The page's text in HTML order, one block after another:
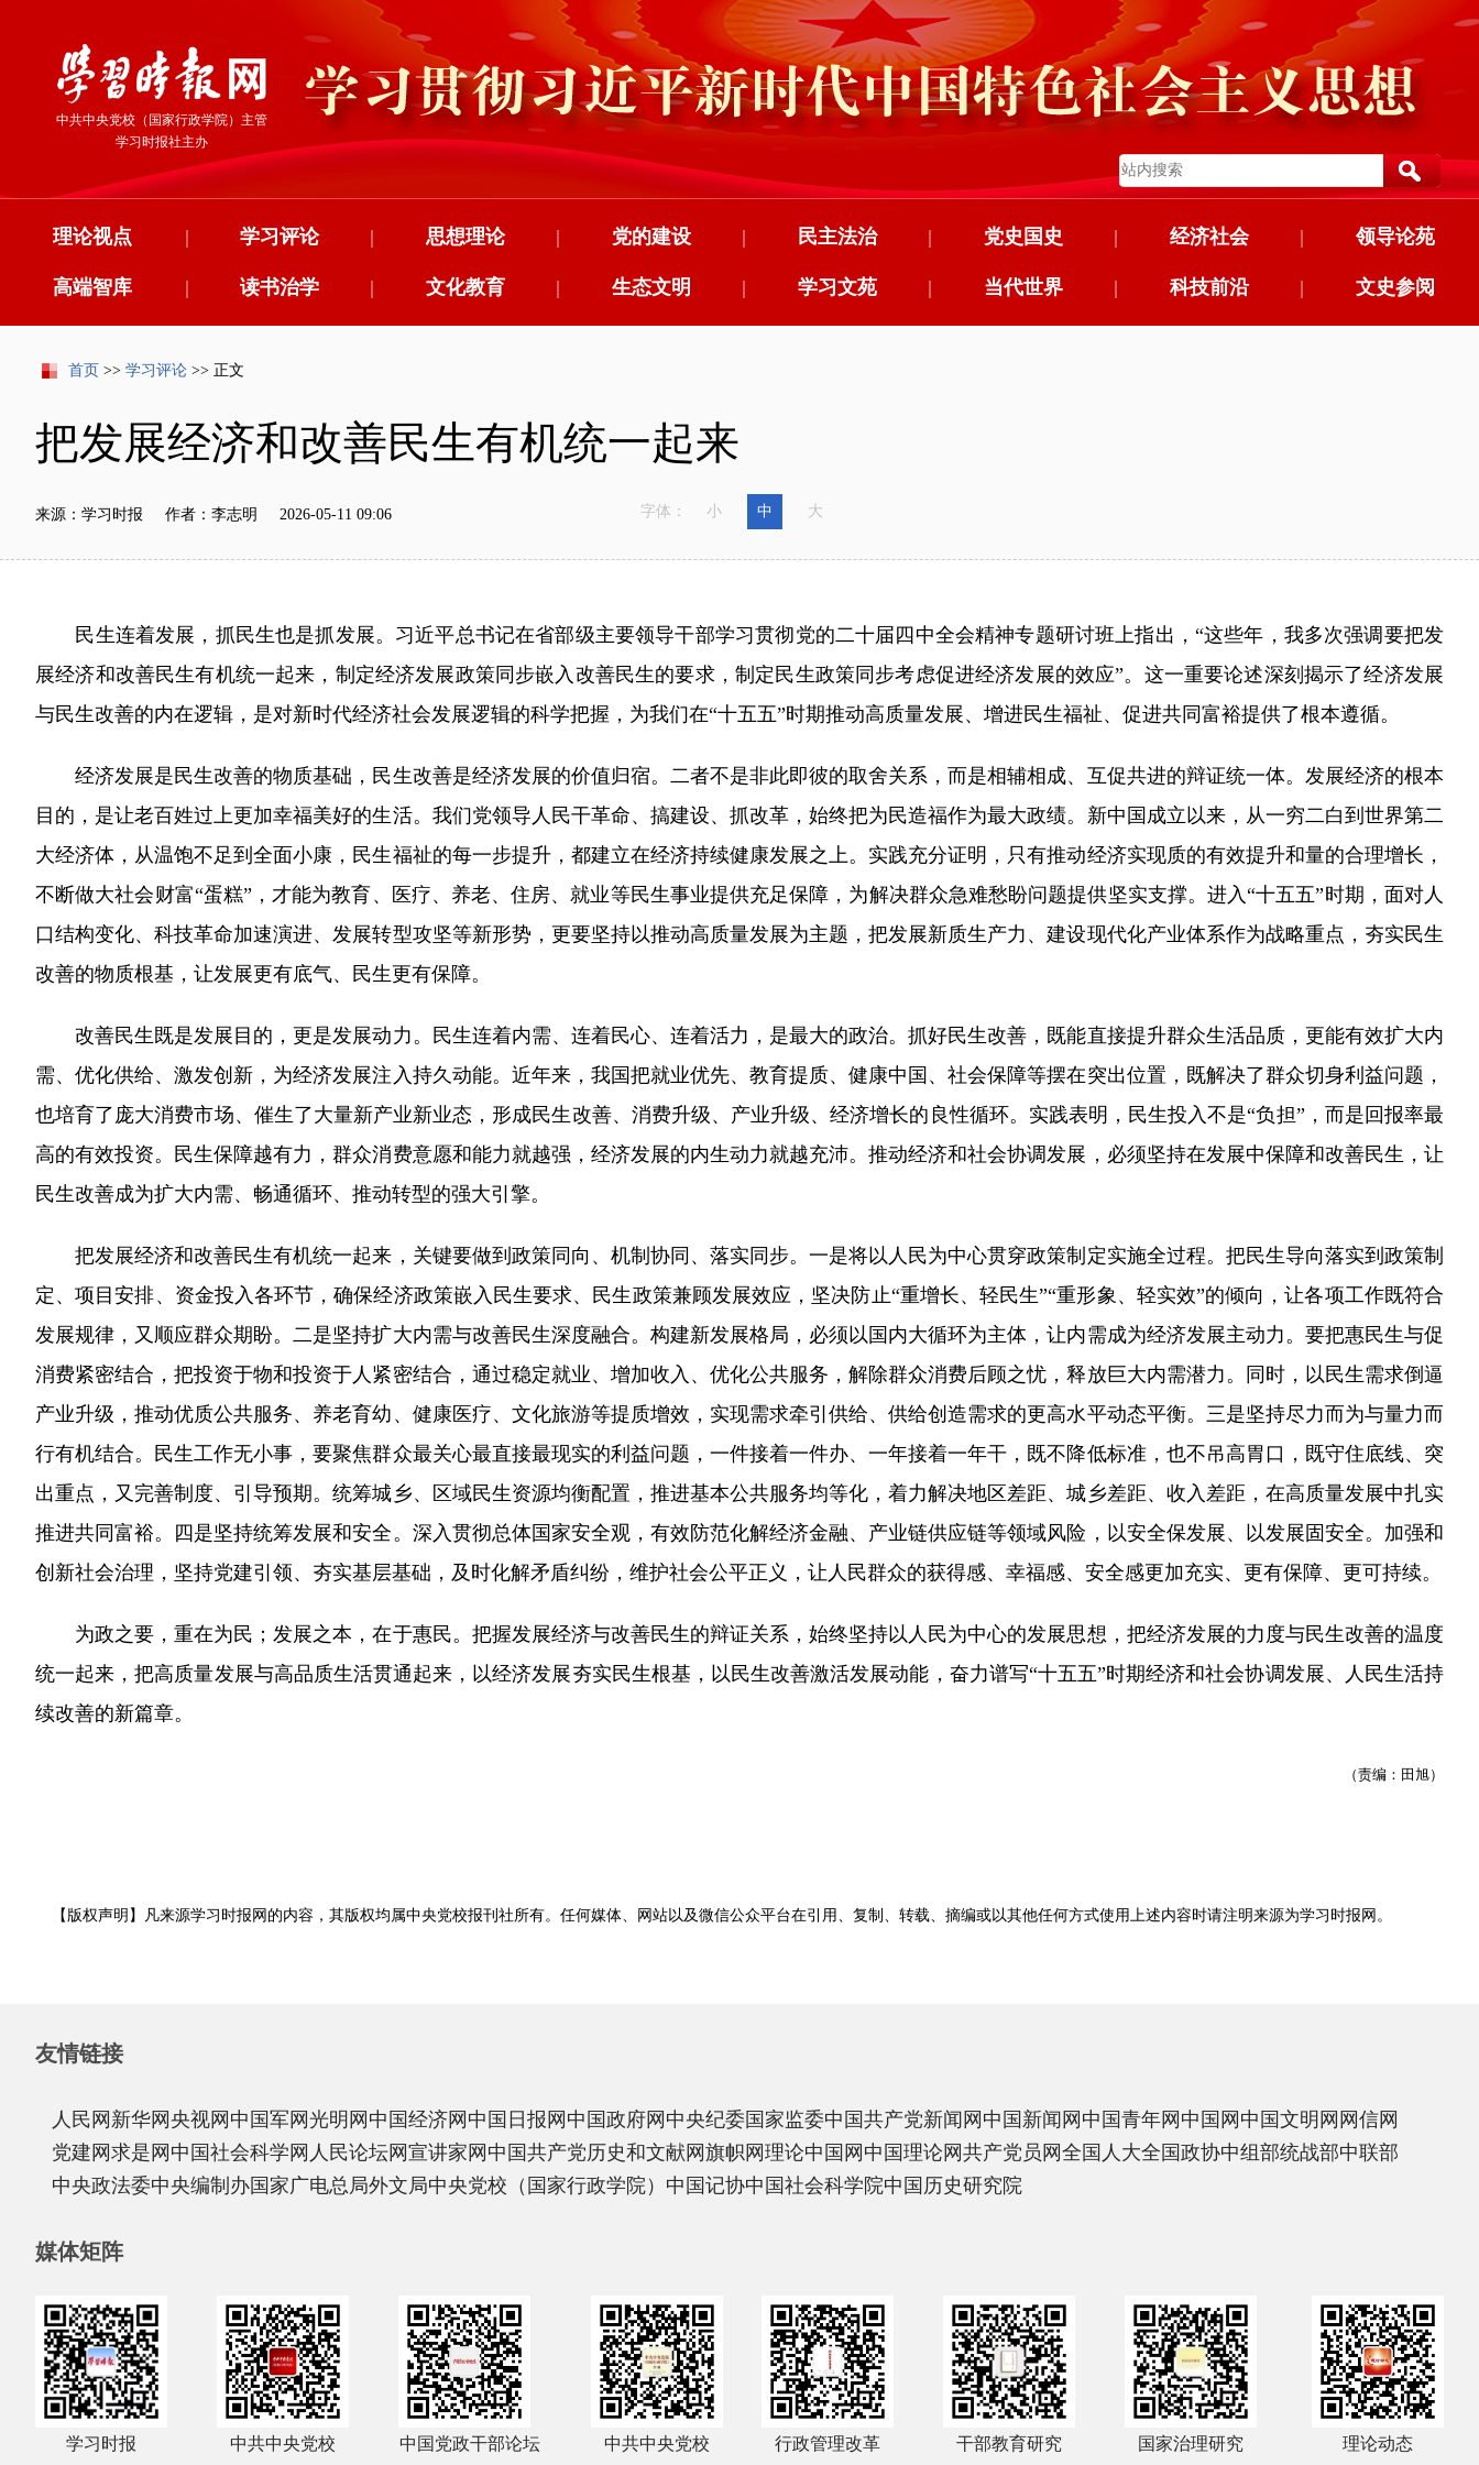
中共中央党校（国家行政学院）主管
学习时报社主办
理论视点 学习评论
| 思想理论
| 党的建设
| 民主法治
| 党史国史
| 经济社会
| 领导论苑
|
高端智库 读书治学
| 文化教育
| 生态文明
| 学习文苑
| 当代世界
| 科技前沿
| 文史参阅
|
首页 >> 学习评论 >> 正文
把发展经济和改善民生有机统一起来
来源：学习时报 作者：李志明 2026-05-11 09:06 字体： 小 中 大
民生连着发展，抓民生也是抓发展。习近平总书记在省部级主要领导干部学习贯彻党的二十届四中全会精神专题研讨班上指出，“这些年，我多次强调要把发
展经济和改善民生有机统一起来，制定经济发展政策同步嵌入改善民生的要求，制定民生政策同步考虑促进经济发展的效应”。这一重要论述深刻揭示了经济发展
与民生改善的内在逻辑，是对新时代经济社会发展逻辑的科学把握，为我们在“十五五”时期推动高质量发展、增进民生福祉、促进共同富裕提供了根本遵循。
经济发展是民生改善的物质基础，民生改善是经济发展的价值归宿。二者不是非此即彼的取舍关系，而是相辅相成、互促共进的辩证统一体。发展经济的根本
目的，是让老百姓过上更加幸福美好的生活。我们党领导人民干革命、搞建设、抓改革，始终把为民造福作为最大政绩。新中国成立以来，从一穷二白到世界第二
大经济体，从温饱不足到全面小康，民生福祉的每一步提升，都建立在经济持续健康发展之上。实践充分证明，只有推动经济实现质的有效提升和量的合理增长，
不断做大社会财富“蛋糕”，才能为教育、医疗、养老、住房、就业等民生事业提供充足保障，为解决群众急难愁盼问题提供坚实支撑。进入“十五五”时期，面对人
口结构变化、科技革命加速演进、发展转型攻坚等新形势，更要坚持以推动高质量发展为主题，把发展新质生产力、建设现代化产业体系作为战略重点，夯实民生
改善的物质根基，让发展更有底气、民生更有保障。
改善民生既是发展目的，更是发展动力。民生连着内需、连着民心、连着活力，是最大的政治。抓好民生改善，既能直接提升群众生活品质，更能有效扩大内
需、优化供给、激发创新，为经济发展注入持久动能。近年来，我国把就业优先、教育提质、健康中国、社会保障等摆在突出位置，既解决了群众切身利益问题，
也培育了庞大消费市场、催生了大量新产业新业态，形成民生改善、消费升级、产业升级、经济增长的良性循环。实践表明，民生投入不是“负担”，而是回报率最
高的有效投资。民生保障越有力，群众消费意愿和能力就越强，经济发展的内生动力就越充沛。推动经济和社会协调发展，必须坚持在发展中保障和改善民生，让
民生改善成为扩大内需、畅通循环、推动转型的强大引擎。
把发展经济和改善民生有机统一起来，关键要做到政策同向、机制协同、落实同步。一是将以人民为中心贯穿政策制定实施全过程。把民生导向落实到政策制
定、项目安排、资金投入各环节，确保经济政策嵌入民生要求、民生政策兼顾发展效应，坚决防止“重增长、轻民生”“重形象、轻实效”的倾向，让各项工作既符合
发展规律，又顺应群众期盼。二是坚持扩大内需与改善民生深度融合。构建新发展格局，必须以国内大循环为主体，让内需成为经济发展主动力。要把惠民生与促
消费紧密结合，把投资于物和投资于人紧密结合，通过稳定就业、增加收入、优化公共服务，解除群众消费后顾之忧，释放巨大内需潜力。同时，以民生需求倒逼
产业升级，推动优质公共服务、养老育幼、健康医疗、文化旅游等提质增效，实现需求牵引供给、供给创造需求的更高水平动态平衡。三是坚持尽力而为与量力而
行有机结合。民生工作无小事，要聚焦群众最关心最直接最现实的利益问题，一件接着一件办、一年接着一年干，既不降低标准，也不吊高胃口，既守住底线、突
出重点，又完善制度、引导预期。统筹城乡、区域民生资源均衡配置，推进基本公共服务均等化，着力解决地区差距、城乡差距、收入差距，在高质量发展中扎实
推进共同富裕。四是坚持统筹发展和安全。深入贯彻总体国家安全观，有效防范化解经济金融、产业链供应链等领域风险，以安全保发展、以发展固安全。加强和
创新社会治理，坚持党建引领、夯实基层基础，及时化解矛盾纠纷，维护社会公平正义，让人民群众的获得感、幸福感、安全感更加充实、更有保障、更可持续。
为政之要，重在为民；发展之本，在于惠民。把握发展经济与改善民生的辩证关系，始终坚持以人民为中心的发展思想，把经济发展的力度与民生改善的温度
统一起来，把高质量发展与高品质生活贯通起来，以经济发展夯实民生根基，以民生改善激活发展动能，奋力谱写“十五五”时期经济和社会协调发展、人民生活持
续改善的新篇章。
（责编：田旭）
【版权声明】凡来源学习时报网的内容，其版权均属中央党校报刊社所有。任何媒体、网站以及微信公众平台在引用、复制、转载、摘编或以其他任何方式使用上述内容时请注明来源为学习时报网 。
友情链接
人民网 新华网 央视网 中国军网 光明网 中国经济网 中国日报网 中国政府网 中央纪委国家监委中国共产党新闻网 中国新闻网 中国青年网 中国网 中国文明网 网信网
党建网 求是网 中国社会科学网 人民论坛网 宣讲家网 中国共产党历史和文献网 旗帜网 理论中国网 中国理论网 共产党员网 全国人大全国政协中组部统战部中联部
中央政法委中央编制办国家广电总局外文局中央党校（国家行政学院） 中国记协中国社会科学院中国历史研究院
媒体矩阵
学习时报 中共中央党校 中国党政干部论坛 中共中央党校 行政管理改革 干部教育研究 国家治理研究 理论动态